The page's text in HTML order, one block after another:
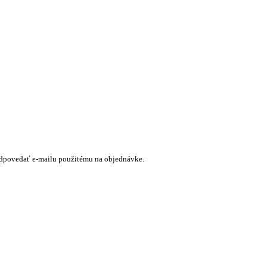
e-mailu použitému na objednávke.